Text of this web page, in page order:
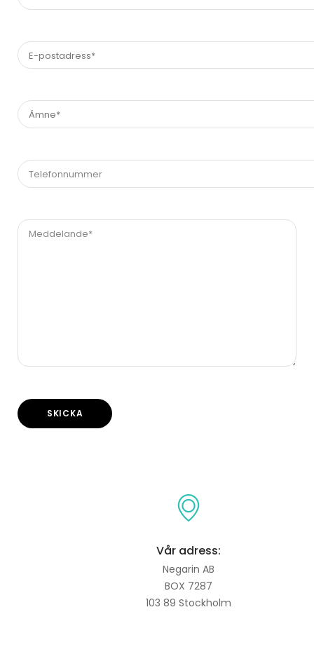
Vår adress:
Negarin AB
BOX 7287
103 89 Stockholm